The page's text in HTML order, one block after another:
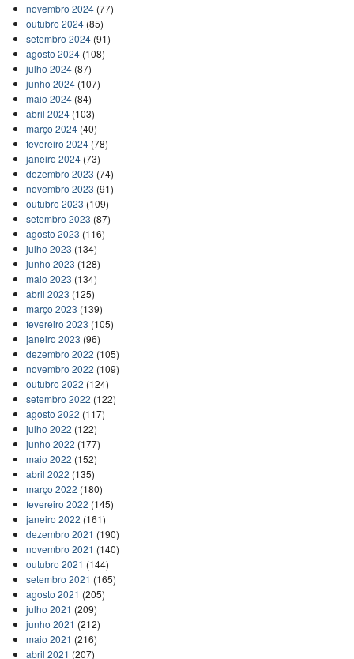
novembro 2024(77)
outubro 2024(85)
setembro 2024(91)
agosto 2024(108)
julho 2024(87)
junho 2024(107)
maio 2024(84)
abril 2024(103)
março 2024(40)
fevereiro 2024(78)
janeiro 2024(73)
dezembro 2023 (74)
novembro 2023 (91)
outubro 2023 (109)
setembro 2023 (87)
agosto 2023 (116)
julho 2023 (134)
junho 2023 (128)
maio 2023 (134)
abril 2023 (125)
março 2023 (139)
fevereiro 2023 (105)
janeiro 2023 (96)
dezembro 2022 (105)
novembro 2022 (109)
outubro 2022 (124)
setembro 2022 (122)
agosto 2022 (117)
julho 2022 (122)
junho 2022 (177)
maio 2022 (152)
abril 2022 (135)
março 2022 (180)
fevereiro 2022 (145)
janeiro 2022 (161)
dezembro 2021 (190)
novembro 2021 (140)
outubro 2021 (144)
setembro 2021 (165)
agosto 2021 (205)
julho 2021 (209)
junho 2021 (212)
maio 2021 (216)
abril 2021 (207)